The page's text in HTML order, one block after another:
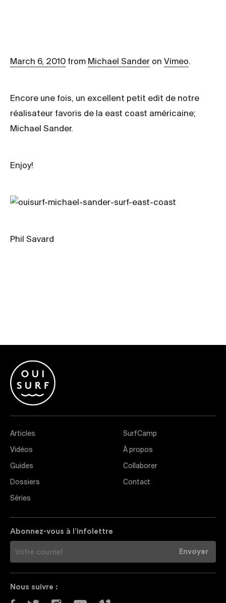
March 6, 2010 from Michael Sander on Vimeo.
Encore une fois, un excellent petit edit de notre
réalisateur favoris de la east coast américaine;
Michael Sander.
Enjoy!
Phil Savard
Articles
Vidéos
Guides
Dossiers
Séries
SurfCamp
À propos
Collaborer
Contact
Abonnez-vous à l’infolettre
Nous suivre :